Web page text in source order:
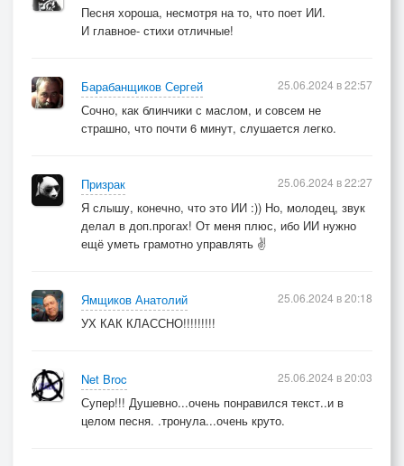
Песня хороша, несмотря на то, что поет ИИ.
И главное- стихи отличные!
Барабанщиков Сергей
Сочно, как блинчики с маслом, и совсем не
страшно, что почти 6 минут, слушается легко.
25.06.2024 в 22:57
Призрак
Я слышу, конечно, что это ИИ :)) Но, молодец, звук
делал в доп.прогах! От меня плюс, ибо ИИ нужно
ещё уметь грамотно управлять ✌️
25.06.2024 в 22:27
Ямщиков Анатолий
УХ КАК КЛАССНО!!!!!!!!!
25.06.2024 в 20:18
Net Broc
Супер!!! Душевно...очень понравился текст..и в
целом песня. .тронула...очень круто.
25.06.2024 в 20:03